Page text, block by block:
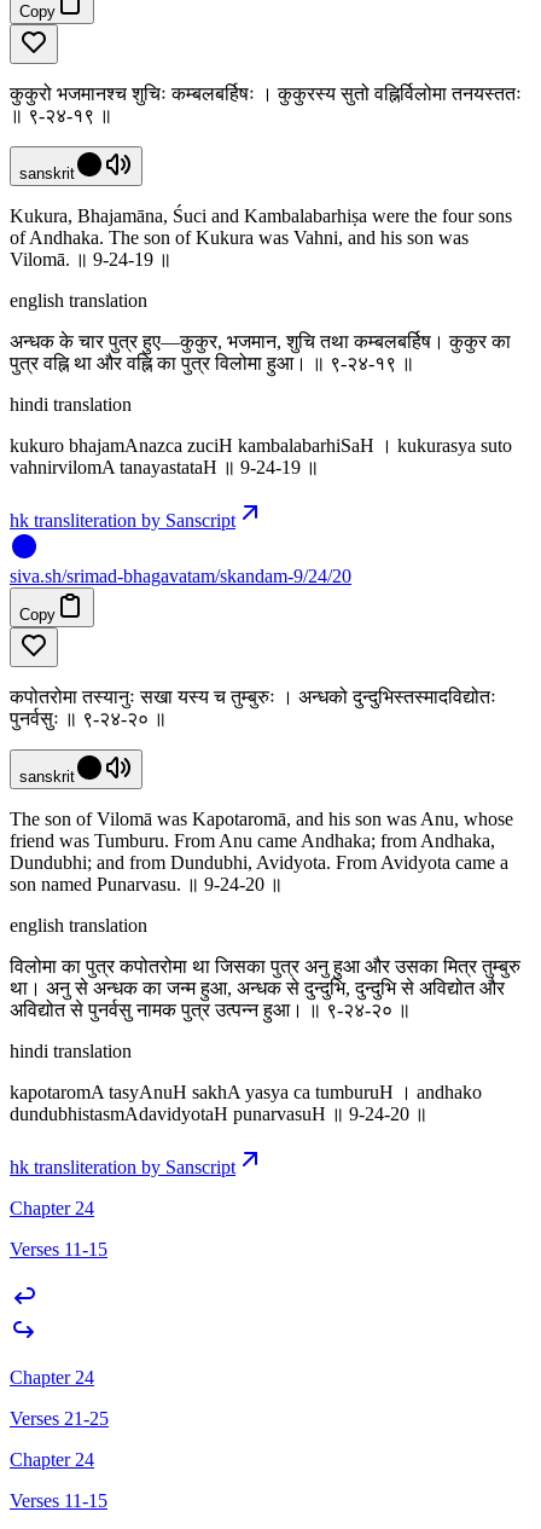
Copy
कुकुरो भजमानश्च शुचिः कम्बलबर्हिषः । कुकुरस्य सुतो वह्निर्विलोमा तनयस्ततः
॥ ९-२४-१९ ॥
sanskrit
Kukura, Bhajamāna, Śuci and Kambalabarhiṣa were the four sons
of Andhaka. The son of Kukura was Vahni, and his son was
Vilomā. ॥ 9-24-19 ॥
english translation
अन्धक के चार पुत्र हुए—कुकुर, भजमान, शुचि तथा कम्बलबर्हिष। कुकुर का
पुत्र वह्नि था और वह्नि का पुत्र विलोमा हुआ। ॥ ९-२४-१९ ॥
hindi translation
kukuro bhajamAnazca zuciH kambalabarhiSaH । kukurasya suto
vahnirvilomA tanayastataH ॥ 9-24-19 ॥
hk transliteration by Sanscript
siva.sh/srimad-bhagavatam/skandam-9/24/20
Copy
कपोतरोमा तस्यानुः सखा यस्य च तुम्बुरुः । अन्धको दुन्दुभिस्तस्मादविद्योतः
पुनर्वसुः ॥ ९-२४-२० ॥
sanskrit
The son of Vilomā was Kapotaromā, and his son was Anu, whose
friend was Tumburu. From Anu came Andhaka; from Andhaka,
Dundubhi; and from Dundubhi, Avidyota. From Avidyota came a
son named Punarvasu. ॥ 9-24-20 ॥
english translation
विलोमा का पुत्र कपोतरोमा था जिसका पुत्र अनु हुआ और उसका मित्र तुम्बुरु
था। अनु से अन्धक का जन्म हुआ, अन्धक से दुन्दुभि, दुन्दुभि से अविद्योत और
अविद्योत से पुनर्वसु नामक पुत्र उत्पन्न हुआ। ॥ ९-२४-२० ॥
hindi translation
kapotaromA tasyAnuH sakhA yasya ca tumburuH । andhako
dundubhistasmAdavidyotaH punarvasuH ॥ 9-24-20 ॥
hk transliteration by Sanscript
Chapter 24
Verses 11-15
Chapter 24
Verses 21-25
Chapter 24
Verses 11-15